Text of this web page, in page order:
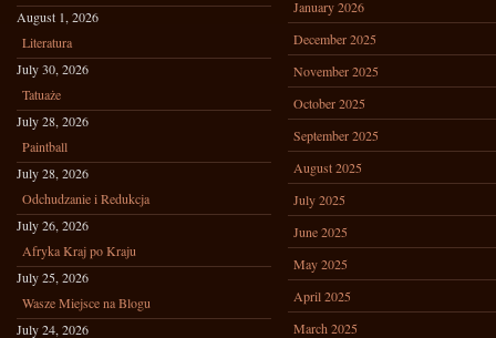
August 1, 2026
Literatura
July 30, 2026
Tatuaże
July 28, 2026
Paintball
July 28, 2026
Odchudzanie i Redukcja
July 26, 2026
Afryka Kraj po Kraju
July 25, 2026
Wasze Miejsce na Blogu
July 24, 2026
January 2026
December 2025
November 2025
October 2025
September 2025
August 2025
July 2025
June 2025
May 2025
April 2025
March 2025